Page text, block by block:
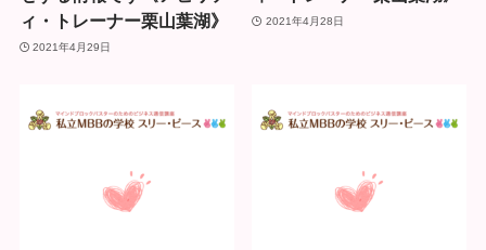
ィ・トレーナー栗山葉湖》
2021年4月29日
2021年4月28日